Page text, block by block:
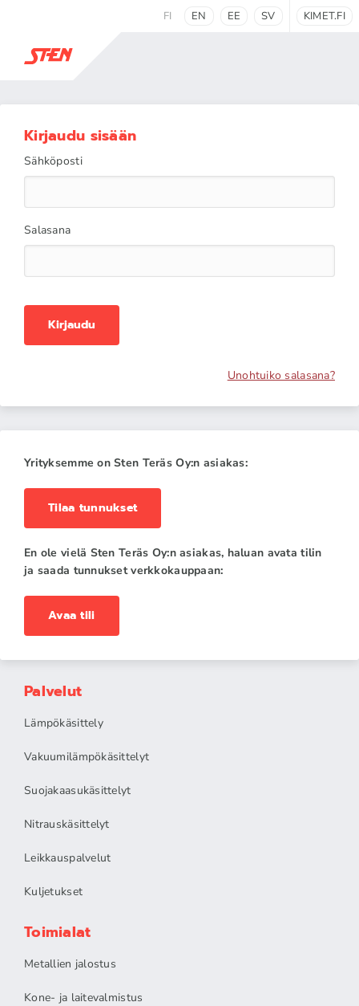
FI EN EE SV KIMET.FI
Kirjaudu sisään
Sähköposti
Salasana
Kirjaudu
Unohtuiko salasana?
Yrityksemme on Sten Teräs Oy:n asiakas:
Tilaa tunnukset
En ole vielä Sten Teräs Oy:n asiakas, haluan avata tilin
ja saada tunnukset verkkokauppaan:
Avaa tili
Palvelut
Lämpökäsittely
Vakuumilämpökäsittelyt
Suojakaasukäsittelyt
Nitrauskäsittelyt
Leikkauspalvelut
Kuljetukset
Toimialat
Metallien jalostus
Kone- ja laitevalmistus